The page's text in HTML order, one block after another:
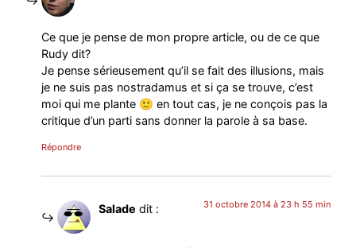
Ce que je pense de mon propre article, ou de ce que
Rudy dit?
Je pense sérieusement qu’il se fait des illusions, mais
je ne suis pas nostradamus et si ça se trouve, c’est
moi qui me plante 🙂 en tout cas, je ne conçois pas la
critique d’un parti sans donner la parole à sa base.
Répondre
Salade dit : 31 octobre 2014 à 23 h 55 min